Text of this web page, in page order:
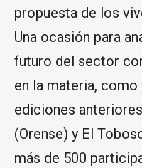
propuesta de los
Una ocasión para
futuro del sector
en la materia, como
ediciones
(Orense) y El
más de 500